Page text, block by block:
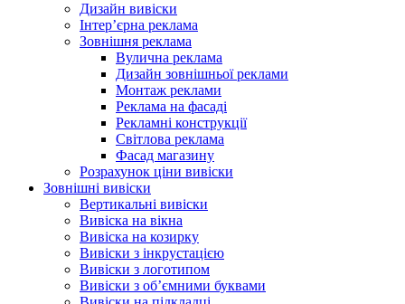
Дизайн вивіски
Інтер’єрна реклама
Зовнішня реклама
Вулична реклама
Дизайн зовнішньої реклами
Монтаж реклами
Реклама на фасаді
Рекламні конструкції
Світлова реклама
Фасад магазину
Розрахунок ціни вивіски
Зовнішні вивіски
Вертикальні вивіски
Вивіска на вікна
Вивіска на козирку
Вивіски з інкрустацією
Вивіски з логотипом
Вивіски з об’ємними буквами